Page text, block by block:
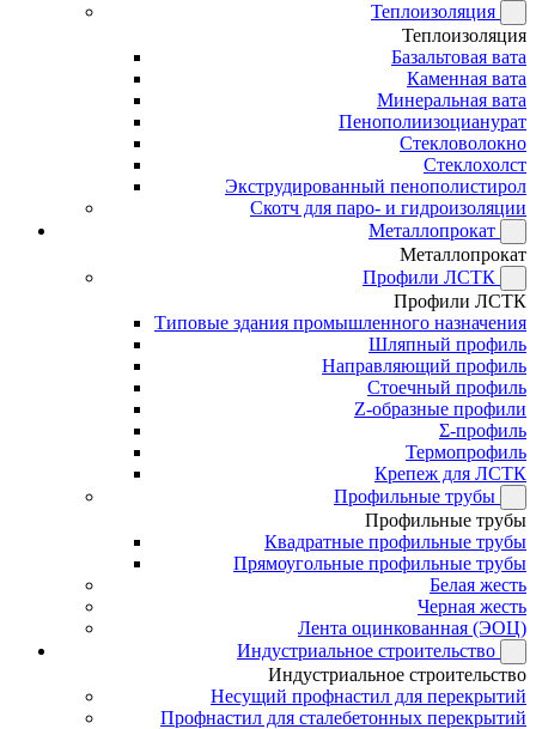
Теплоизоляция
Теплоизоляция
Базальтовая вата
Каменная вата
Минеральная вата
Пенополиизоцианурат
Стекловолокно
Стеклохолст
Экструдированный пенополистирол
Скотч для паро- и гидроизоляции
Металлопрокат
Металлопрокат
Профили ЛСТК
Профили ЛСТК
Типовые здания промышленного назначения
Шляпный профиль
Направляющий профиль
Стоечный профиль
Z-образные профили
Σ-профиль
Термопрофиль
Крепеж для ЛСТК
Профильные трубы
Профильные трубы
Квадратные профильные трубы
Прямоугольные профильные трубы
Белая жесть
Черная жесть
Лента оцинкованная (ЭОЦ)
Индустриальное строительство
Индустриальное строительство
Несущий профнастил для перекрытий
Профнастил для сталебетонных перекрытий